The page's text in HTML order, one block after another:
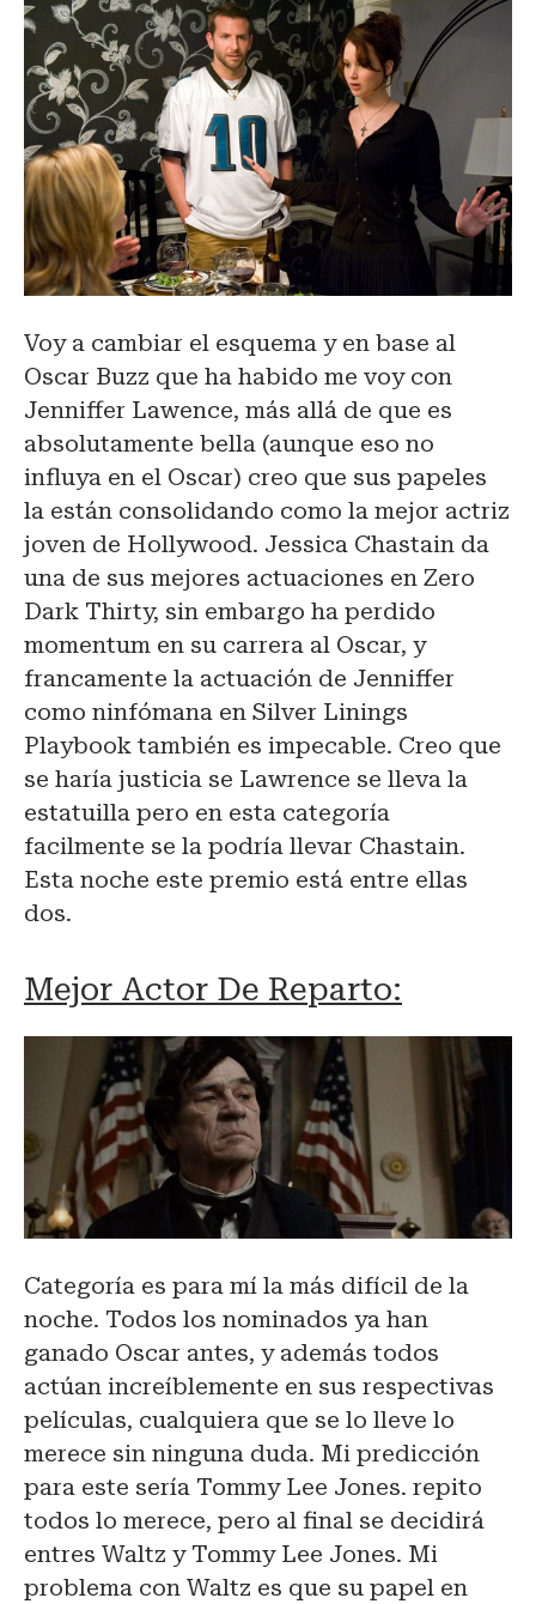
Voy a cambiar el esquema y en base al
Oscar Buzz que ha habido me voy con
Jenniffer Lawence, más allá de que es
absolutamente bella (aunque eso no
influya en el Oscar) creo que sus papeles
la están consolidando como la mejor actriz
joven de Hollywood. Jessica Chastain da
una de sus mejores actuaciones en Zero
Dark Thirty, sin embargo ha perdido
momentum en su carrera al Oscar, y
francamente la actuación de Jenniffer
como ninfómana en Silver Linings
Playbook también es impecable. Creo que
se haría justicia se Lawrence se lleva la
estatuilla pero en esta categoría
facilmente se la podría llevar Chastain.
Esta noche este premio está entre ellas
dos.
Mejor Actor De Reparto:
Categoría es para mí la más difícil de la
noche. Todos los nominados ya han
ganado Oscar antes, y además todos
actúan increíblemente en sus respectivas
películas, cualquiera que se lo lleve lo
merece sin ninguna duda. Mi predicción
para este sería Tommy Lee Jones. repito
todos lo merece, pero al final se decidirá
entres Waltz y Tommy Lee Jones. Mi
problema con Waltz es que su papel en